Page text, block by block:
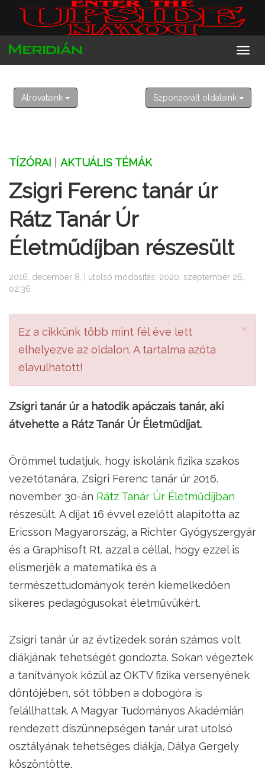
2026. augusztus 6. csütörtök
Berta, Bettina
Alrovataink Szponzorált oldalaink
TÍZÓRAI AKTUÁLIS TÉMÁK
Zsigri Ferenc tanár úr
Rátz Tanár Úr
Életműdíjban részesült
2016. december 8. | utolsó módosítás: 2020. szeptember 26.,
02:36
×
Ez a cikkünk több mint fél éve lett
elhelyezve az oldalon. A tartalma azóta
elavulhatott!
Zsigri tanár úr a hatodik apáczais tanár, aki
átvehette a Rátz Tanár Úr Életműdíjat.
Örömmel tudatjuk, hogy iskolánk fizika szakos
vezetőtanára, Zsigri Ferenc tanár úr 2016.
november 30-án Rátz Tanár Úr Életműdíjban
részesült. A díjat 16 évvel ezelőtt alapította az
Ericsson Magyarország, a Richter Gyógyszergyár
és a Graphisoft Rt. azzal a céllal, hogy ezzel is
elismerjék a matematika és a
természettudományok terén kiemelkedően
sikeres pedagógusokat életművükért.
Zsigri tanár úr az évtizedek során számos volt
diákjának tehetségét gondozta. Sokan végeztek
a tanítványok közül az OKTV fizika versenyének
döntőjében, sőt többen a dobogóra is
felállhattak. A Magyar Tudományos Akadémián
rendezett díszünnepségen tanár urat utolsó
osztályának tehetséges diákja, Dálya Gergely
köszöntötte.